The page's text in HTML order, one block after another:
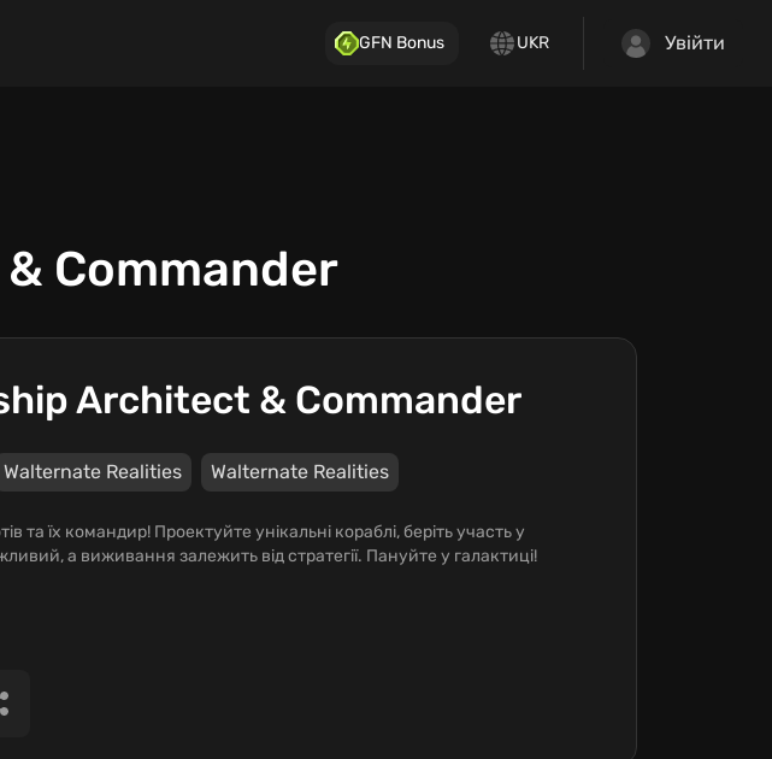
GFN Bonus UKR Увійти
Commander
Architect & Commander
Walternate Realities Walternate Realities
та їх командир! Проектуйте унікальні кораблі, беріть участь у
а виживання залежить від стратегії. Пануйте у галактиці!